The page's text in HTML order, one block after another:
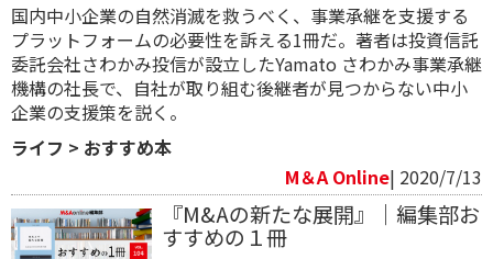
国内中小企業の自然消滅を救うべく、事業承継を支援する
プラットフォームの必要性を訴える1冊だ。著者は投資信託
委託会社​さわかみ投信が設立したYamato さわかみ事業承継
機構の社長で、自社が取り組む後継者が見つからない中小
企業の支援策を説く。
ライフ > おすすめ本
M＆A Online| 2020/7/13
『M&Aの新たな展開』｜編集部お
すすめの１冊